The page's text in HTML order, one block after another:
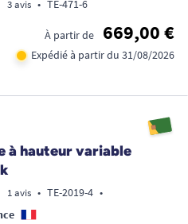
3 avis • TE-471-6
À partir de 669,00 €
Expédié à partir du 31/08/2026
à hauteur variable
1 avis • TE-2019-4 •